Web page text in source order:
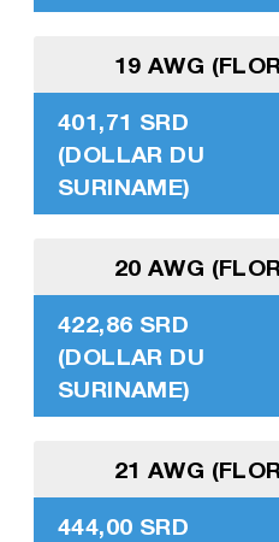
19 AWG
401,71 SRD
(DOLLAR DU
SURINAME)
20 AWG
422,86 SRD
(DOLLAR DU
SURINAME)
21 AWG
444,00 SRD